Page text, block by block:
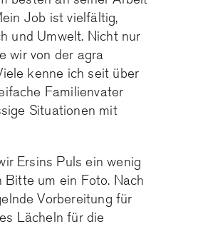
Job ist vielfältig,
und Umwelt. Nicht nur
wir von der agra
kenne ich seit über
Familienvater
Situationen mit
Ersins Puls ein wenig
um ein Foto. Nach
Vorbereitung für
Lächeln für die